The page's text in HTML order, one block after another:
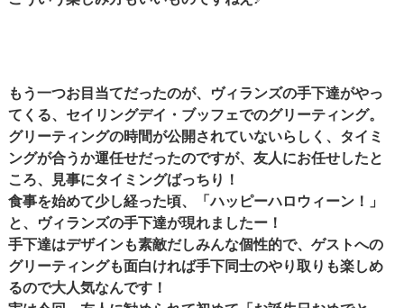
もう一つお目当てだったのが、ヴィランズの手下達がやっ
てくる、セイリングデイ・ブッフェでのグリーティング。
グリーティングの時間が公開されていないらしく、タイミ
ングが合うか運任せだったのですが、友人にお任せしたと
ころ、見事にタイミングばっちり！
食事を始めて少し経った頃、「ハッピーハロウィーン！」
と、ヴィランズの手下達が現れましたー！
手下達はデザインも素敵だしみんな個性的で、ゲストへの
グリーティングも面白ければ手下同士のやり取りも楽しめ
るので大人気なんです！